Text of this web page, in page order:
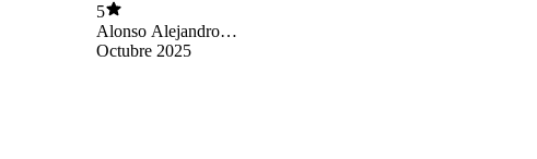
5
Alonso Alejandro
Vega Contreras
Octubre 2025